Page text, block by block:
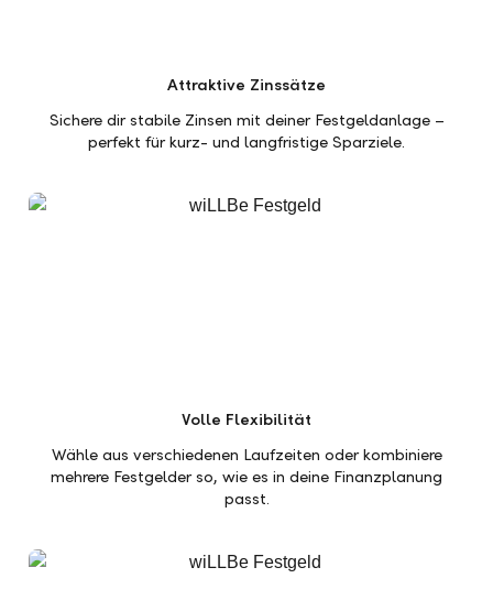
Attraktive Zinssätze
Sichere dir stabile Zinsen mit deiner Festgeldanlage –
perfekt für kurz- und langfristige Sparziele.
Volle Flexibilität
Wähle aus verschiedenen Laufzeiten oder kombiniere
mehrere Festgelder so, wie es in deine Finanzplanung
passt.